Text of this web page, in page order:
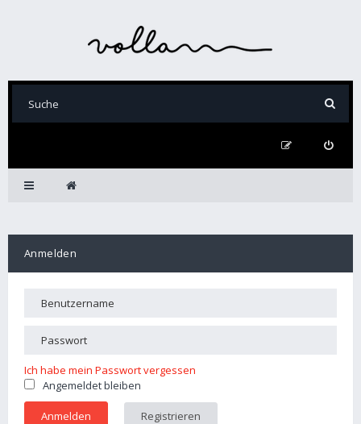
Anmelden
Ich habe mein Passwort vergessen
Angemeldet bleiben
Registrieren